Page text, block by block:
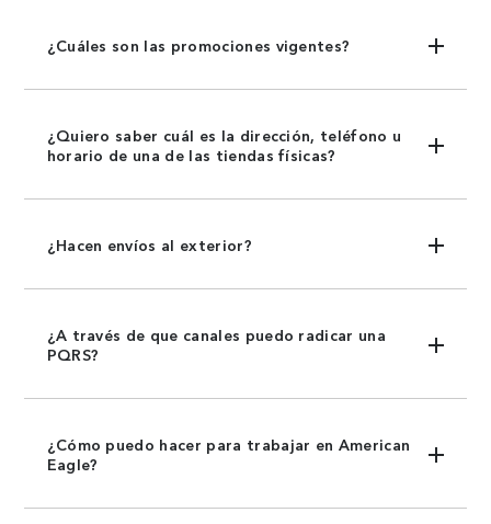
¿Cuáles son las promociones vigentes?
¿Quiero saber cuál es la dirección, teléfono u
horario de una de las tiendas físicas?
¿Hacen envíos al exterior?
¿A través de que canales puedo radicar una
PQRS?
¿Cómo puedo hacer para trabajar en American
Eagle?